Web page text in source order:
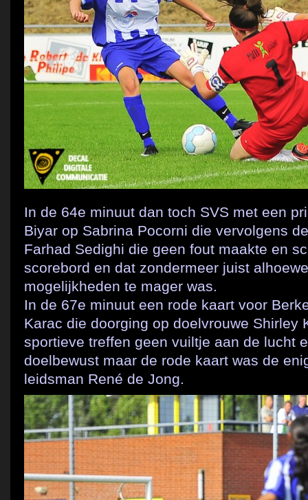
In de 64e minuut dan toch SVS met een
Biyar op Sabrina Pocorni die vervolgens
Farhad Sedighi die geen fout maakte en
scorebord en dat zondermeer juist
mogelijkheden te mager was.
In de 67e minuut een rode kaart voor
Karac die doorging op doelvrouwe Shirley
sportieve treffen geen vuiltje aan de lucht
doelbewust maar de rode kaart was de
leidsman René de Jong.